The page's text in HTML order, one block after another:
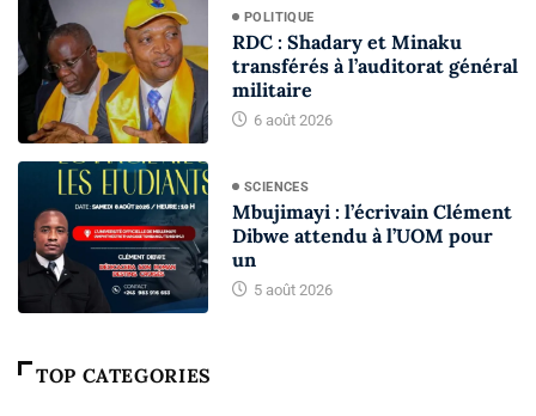
POLITIQUE
RDC : Shadary et Minaku
transférés à l’auditorat général
militaire
6 août 2026
SCIENCES
Mbujimayi : l’écrivain Clément
Dibwe attendu à l’UOM pour
un
5 août 2026
TOP CATEGORIES